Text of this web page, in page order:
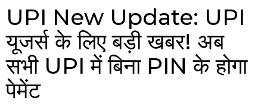
UPI New Update: UPI
यूजर्स के लिए बड़ी खबर! अब
सभी UPI में बिना PIN के होगा
पेमेंट